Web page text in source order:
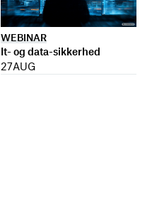
WEBINAR
It- og data-sikkerhed
27AUG